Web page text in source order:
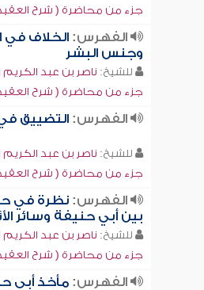
جزء من محاضرة ( شرح العقيدة
الفهرس:الخلاف في
وجنس البشر
للشيخ: ناصر بن عبد الكريم
جزء من محاضرة ( شرح العقيدة
الفهرس:التضييق
للشيخ: ناصر بن عبد الكريم
جزء من محاضرة ( شرح العقيدة
الفهرس:نظرة في
بين أبي حنيفة وسائر
للشيخ: ناصر بن عبد الكريم
جزء من محاضرة ( شرح العقيدة
الفهرس:مأخذ أبي